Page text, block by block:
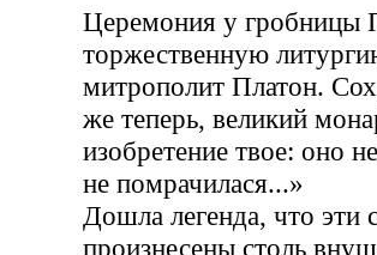
Церемония у гробницы
торжественную
митрополит Платон.
же теперь, великий
изобретение твое: оно
не помрачилася...»
Дошла легенда, что эти
произнесены столь